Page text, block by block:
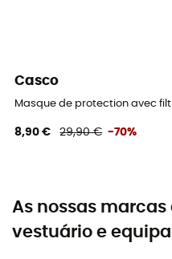
Casco
Masque de protection avec
8,90 € 29,90 € -70%
As nossas
vestuário e